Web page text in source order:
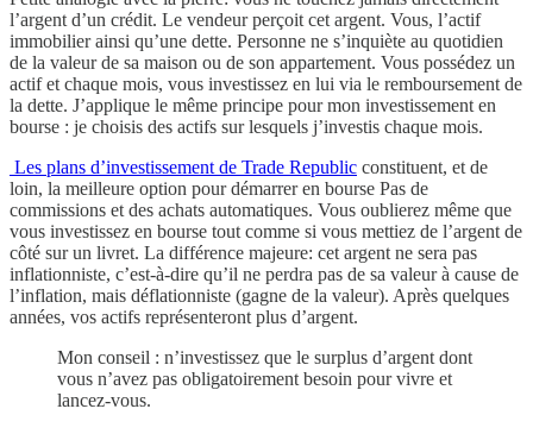
l’argent d’un crédit. Le vendeur perçoit cet argent. Vous, l’actif
immobilier ainsi qu’une dette. Personne ne s’inquiète au quotidien
de la valeur de sa maison ou de son appartement. Vous possédez un
actif et chaque mois, vous investissez en lui via le remboursement de
la dette. J’applique le même principe pour mon investissement en
bourse : je choisis des actifs sur lesquels j’investis chaque mois.
Les plans d’investissement de Trade Republic constituent, et de
loin, la meilleure option pour démarrer en bourse Pas de
commissions et des achats automatiques. Vous oublierez même que
vous investissez en bourse tout comme si vous mettiez de l’argent de
côté sur un livret. La différence majeure: cet argent ne sera pas
inflationniste, c’est-à-dire qu’il ne perdra pas de sa valeur à cause de
l’inflation, mais déflationniste (gagne de la valeur). Après quelques
années, vos actifs représenteront plus d’argent.
Mon conseil : n’investissez que le surplus d’argent dont
vous n’avez pas obligatoirement besoin pour vivre et
lancez-vous.